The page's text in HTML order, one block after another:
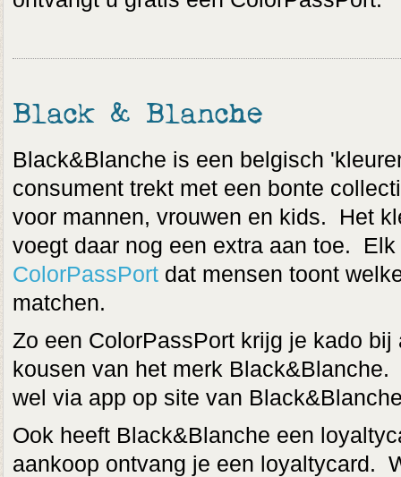
Black & Blanche
Black&Blanche is een belgisch
consument trekt met een bonte
voor mannen, vrouwen en kids. Het
voegt daar nog een extra aan toe.
ColorPassPort dat mensen toont
matchen.
Zo een ColorPassPort krijg je kado
kousen van het merk
wel via app op site van
Ook heeft Black&Blanche een
aankoop ontvang je een loyaltycard.